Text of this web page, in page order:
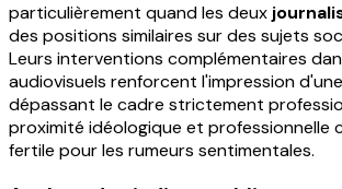
particulièrement quand les deux
des positions similaires sur des sujets
Leurs interventions complémentaires
audiovisuels renforcent l'impression
dépassant le cadre strictement
proximité idéologique et professionnelle
fertile pour les rumeurs sentimentales.